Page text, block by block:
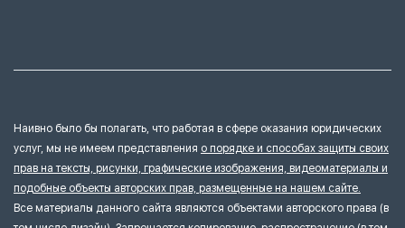
Наивно было бы полагать, что работая в сфере оказания юридических
услуг, мы не имеем представления о порядке и способах защиты своих
прав на тексты, рисунки, графические изображения, видеоматериалы и
подобные объекты авторских прав, размещенные на нашем сайте.
Все материалы данного сайта являются объектами авторского права (в